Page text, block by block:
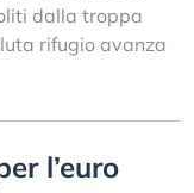
dalla troppa
rifugio avanza
l’euro